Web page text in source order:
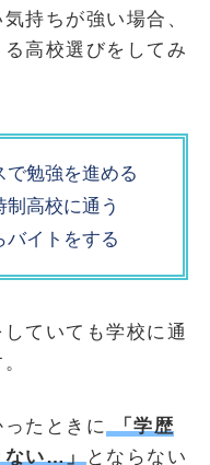
持ちが強い場合、
高校選びをしてみ
で勉強を進める
高校に通う
バイトをする
ていても学校に通
たときに「学歴
ない…」とならない